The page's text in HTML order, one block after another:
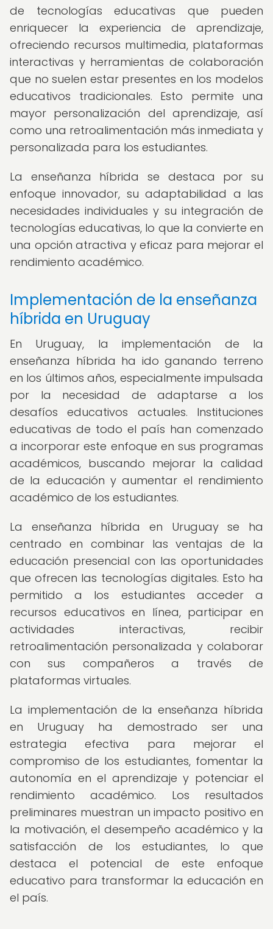
de tecnologías educativas que pueden
enriquecer la experiencia de aprendizaje,
ofreciendo recursos multimedia, plataformas
interactivas y herramientas de colaboración
que no suelen estar presentes en los modelos
educativos tradicionales. Esto permite una
mayor personalización del aprendizaje, así
como una retroalimentación más inmediata y
personalizada para los estudiantes.
La enseñanza híbrida se destaca por su
enfoque innovador, su adaptabilidad a las
necesidades individuales y su integración de
tecnologías educativas, lo que la convierte en
una opción atractiva y eficaz para mejorar el
rendimiento académico.
Implementación de la enseñanza
híbrida en Uruguay
En Uruguay, la implementación de la
enseñanza híbrida ha ido ganando terreno
en los últimos años, especialmente impulsada
por la necesidad de adaptarse a los
desafíos educativos actuales. Instituciones
educativas de todo el país han comenzado
a incorporar este enfoque en sus programas
académicos, buscando mejorar la calidad
de la educación y aumentar el rendimiento
académico de los estudiantes.
La enseñanza híbrida en Uruguay se ha
centrado en combinar las ventajas de la
educación presencial con las oportunidades
que ofrecen las tecnologías digitales. Esto ha
permitido a los estudiantes acceder a
recursos educativos en línea, participar en
actividades interactivas, recibir
retroalimentación personalizada y colaborar
con sus compañeros a través de
plataformas virtuales.
La implementación de la enseñanza híbrida
en Uruguay ha demostrado ser una
estrategia efectiva para mejorar el
compromiso de los estudiantes, fomentar la
autonomía en el aprendizaje y potenciar el
rendimiento académico. Los resultados
preliminares muestran un impacto positivo en
la motivación, el desempeño académico y la
satisfacción de los estudiantes, lo que
destaca el potencial de este enfoque
educativo para transformar la educación en
el país.